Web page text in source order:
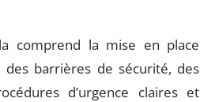
comprend la mise en place
barrières de sécurité, des
d’urgence claires et